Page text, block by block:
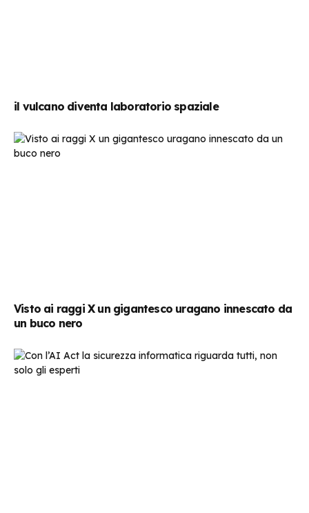
il vulcano diventa laboratorio spaziale
Visto ai raggi X un gigantesco uragano innescato da
un buco nero